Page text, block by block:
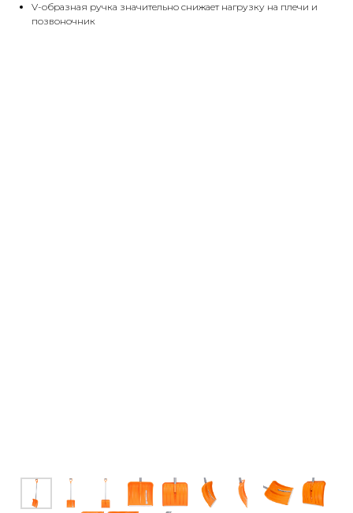
V-образная ручка значительно снижает нагрузку на плечи и
позвоночник